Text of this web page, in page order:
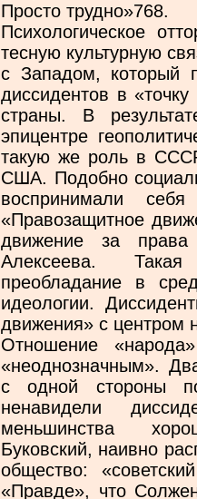
Просто трудно»768.
Психологическое
тесную культурную
с Западом, который
диссидентов в
страны. В
эпицентре
такую же роль в
США. Подобно
воспринимали
«Правозащитное
движение за
Алексеева.
преобладание в
идеологии.
движения» с центром
Отношение
«неоднозначным».
с одной стороны
ненавидели
меньшинства
Буковский, наивно
общество:
«Правде», что